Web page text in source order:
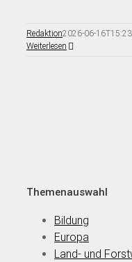
Redaktion2026-06-
Weiterlesen
Themenauswahl
Bildung
Europa
Land- und